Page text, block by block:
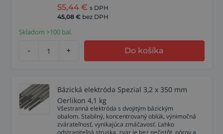
55,44 € s DPH
45,08 € bez DPH
Skladom >100 bal.
- + Do košíka
Bázická elektróda Spezial 3,2 x 350 mm
Oerlikon 4,1 kg
Všestranná elektróda s dvojitým bázickým
obalom. Stabilný, koncentrovaný oblúk, výnimočná
zvárateľnosť, vynikajúca zmáčavosť. Ľahko
odstraniteľná struska, zvar je bez nečistôt, pórov a